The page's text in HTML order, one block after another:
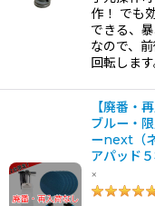
作！ でも
できる、
なので、
回転しま
【廃番・
ブルー・
ーnext（
アパッド
×